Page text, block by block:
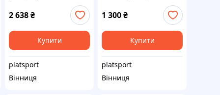
мішок для кросфіту
2 638₴
Купити
platsport
Вінниця
для кросфіту фітнесу
боротьби 5 кг Sparta 01
1 300₴
Купити
platsport
Вінниця